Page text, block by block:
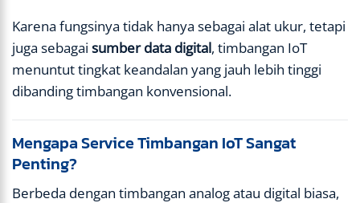
Karena fungsinya tidak hanya sebagai alat ukur, tetapi
juga sebagai sumber data digital, timbangan IoT
menuntut tingkat keandalan yang jauh lebih tinggi
dibanding timbangan konvensional.
Mengapa Service Timbangan IoT Sangat
Penting?
Berbeda dengan timbangan analog atau digital biasa,